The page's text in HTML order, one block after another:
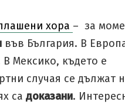
хора – за
във България. В
Мексико, където е
случая се дължат
са доказани.